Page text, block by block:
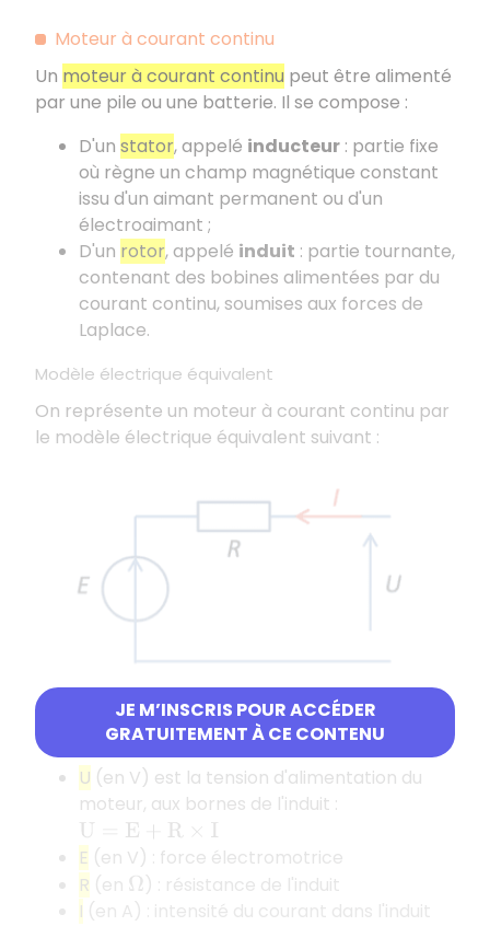
JE M’INSCRIS POUR ACCÉDER
GRATUITEMENT À CE CONTENU
Moteur à courant continu
Un moteur à courant continu peut être alimenté
par une pile ou une batterie. Il se compose :
D'un stator, appelé inducteur : partie fixe
où règne un champ magnétique constant
issu d'un aimant permanent ou d'un
électroaimant ;
D'un rotor, appelé induit : partie tournante,
contenant des bobines alimentées par du
courant continu, soumises aux forces de
Laplace.
Modèle électrique équivalent
On représente un moteur à courant continu par
le modèle électrique équivalent suivant :
Paramètres du modèle :
U (en V) est la tension d'alimentation du
moteur, aux bornes de l'induit :
U
R×
E (en V) : force électromotrice
R (en Ω ) : résistance de l'induit
I (en A) : intensité du courant dans l'induit